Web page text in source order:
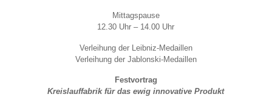
Mittagspause
12.30 Uhr – 14.00 Uhr
Verleihung der Leibniz-Medaillen
Verleihung der Jablonski-Medaillen
Festvortrag
Kreislauffabrik für das ewig innovative Produkt